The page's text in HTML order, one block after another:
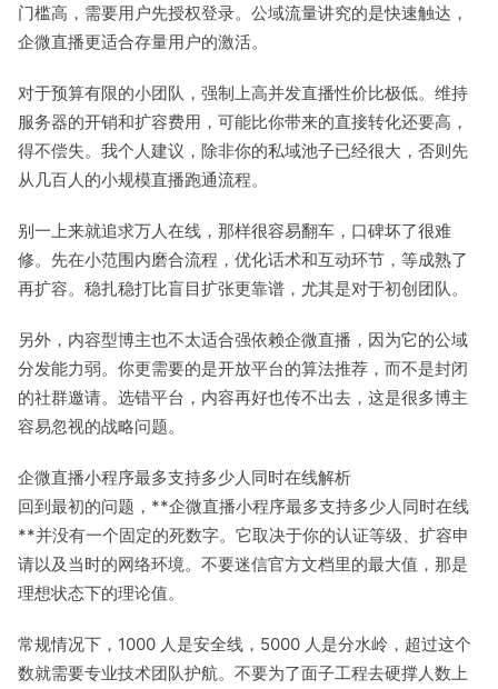
门槛高，需要用户先授权登录。公域流量讲究的是快速触达，
企微直播更适合存量用户的激活。
对于预算有限的小团队，强制上高并发直播性价比极低。维持
服务器的开销和扩容费用，可能比你带来的直接转化还要高，
得不偿失。我个人建议，除非你的私域池子已经很大，否则先
从几百人的小规模直播跑通流程。
别一上来就追求万人在线，那样很容易翻车，口碑坏了很难
修。先在小范围内磨合流程，优化话术和互动环节，等成熟了
再扩容。稳扎稳打比盲目扩张更靠谱，尤其是对于初创团队。
另外，内容型博主也不太适合强依赖企微直播，因为它的公域
分发能力弱。你更需要的是开放平台的算法推荐，而不是封闭
的社群邀请。选错平台，内容再好也传不出去，这是很多博主
容易忽视的战略问题。
企微直播小程序最多支持多少人同时在线解析
回到最初的问题，**企微直播小程序最多支持多少人同时在线
**并没有一个固定的死数字。它取决于你的认证等级、扩容申
请以及当时的网络环境。不要迷信官方文档里的最大值，那是
理想状态下的理论值。
常规情况下，1000 人是安全线，5000 人是分水岭，超过这个
数就需要专业技术团队护航。不要为了面子工程去硬撑人数上